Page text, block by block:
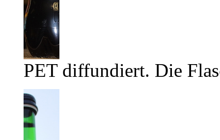
PET diffundiert. Die